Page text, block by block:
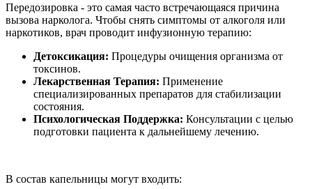
Передозировка - это самая часто встречающаяся причина
вызова нарколога. Чтобы снять симптомы от алкоголя или
наркотиков, врач проводит инфузионную терапию:
Детоксикация: Процедуры очищения организма от
токсинов.
Лекарственная Терапия: Применение
специализированных препаратов для стабилизации
состояния.
Психологическая Поддержка: Консультации с целью
подготовки пациента к дальнейшему лечению.
В состав капельницы могут входить: